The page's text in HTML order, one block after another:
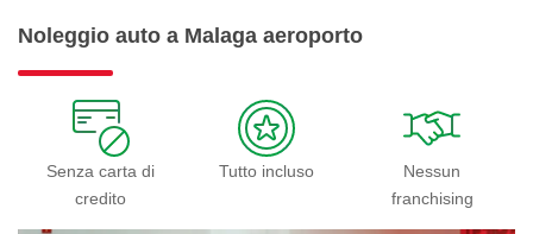
Noleggio auto a Malaga aeroporto
Senza carta di
credito
Tutto incluso
Nessun
franchising